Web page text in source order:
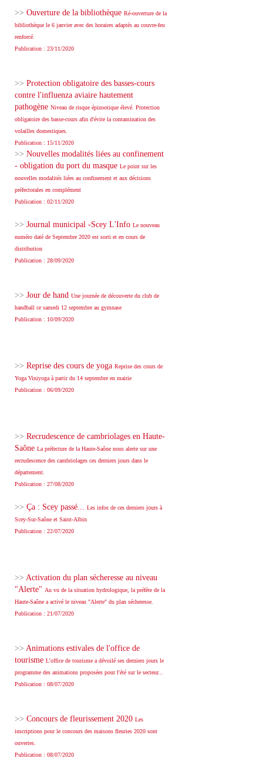
>> Ouverture de la bibliothèque Ré-ouverture de la
bibliothèque le 6 janvier avec des horaires adaptés au couvre-feu
renforcé.
Publication : 23/11/2020
>> Protection obligatoire des basses-cours
contre l'influenza aviaire hautement
pathogène Niveau de risque épizootique élevé. Protection
obligatoire des basse-cours afin d'évite la contamination des
volailles domestiques.
Publication : 15/11/2020
>> Nouvelles modalités liées au confinement
- obligation du port du masque Le point sur les
nouvelles modalités liées au confinement et aux décisions
préfectorales en complément
Publication : 02/11/2020
>> Journal municipal -Scey L'Info Le nouveau
numéro daté de Septembre 2020 est sorti et en cours de
distribution
Publication : 28/09/2020
>> Jour de hand Une journée de découverte du club de
handball ce samedi 12 septembre au gymnase
Publication : 10/09/2020
>> Reprise des cours de yoga Reprise des cours de
Yoga Viniyoga à partir du 14 septembre en mairie
Publication : 06/09/2020
>> Recrudescence de cambriolages en Haute-
Saône La préfecture de la Haute-Saône nous alerte sur une
recrudescence des cambriolages ces derniers jours dans le
département.
Publication : 27/08/2020
>> Ça : Scey passé... Les infos de ces derniers jours à
Scey-Sur-Saône et Saint-Albin
Publication : 22/07/2020
>> Activation du plan sécheresse au niveau
"Alerte" Au vu de la situation hydrologique, la préfète de la
Haute-Saône a activé le niveau "Alerte" du plan sécheresse.
Publication : 21/07/2020
>> Animations estivales de l'office de
tourisme L'office de tourisme a dévoilé ses derniers jours le
programme des animations proposées pour l'été sur le secteur...
Publication : 08/07/2020
>> Concours de fleurissement 2020 Les
inscriptions pour le concours des maisons fleuries 2020 sont
ouvertes.
Publication : 08/07/2020